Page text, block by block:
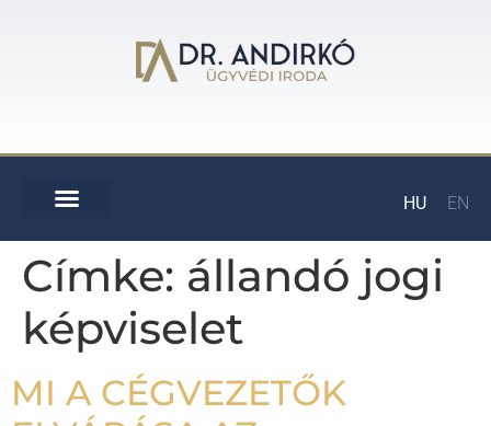
HU EN
Címke: állandó jogi
képviselet
MI A CÉGVEZETŐK